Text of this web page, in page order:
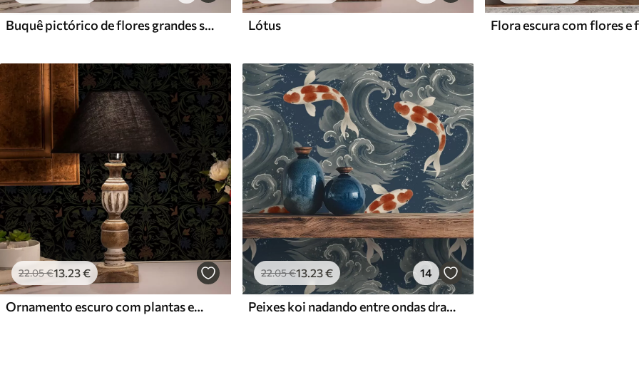
Buquê pictórico de flores grandes sobre fundo índigo profundo Lótus
22.05€13.23€
Ornamento escuro com plantas em estilo clássico
22.05€13.23€ 14
Peixes koi nadando entre ondas dramáticas do oceano